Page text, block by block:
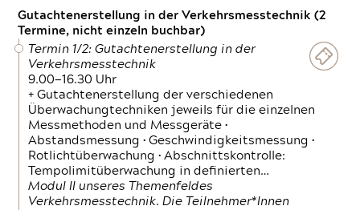
Gutachtenerstellung in der Verkehrsmesstechnik (2
Termine, nicht einzeln buchbar)
Termin 1/2: Gutachtenerstellung in der
Verkehrsmesstechnik
9.00—16.30 Uhr
+ Gutachtenerstellung der verschiedenen
Überwachungtechniken jeweils für die einzelnen
Messmethoden und Messgeräte •
Abstandsmessung • Geschwindigkeitsmessung •
Rotlichtüberwachung • Abschnittskontrolle:
Tempolimitüberwachung in definierten…
Modul II unseres Themenfeldes
Verkehrsmesstechnik. Die Teilnehmer*Innen